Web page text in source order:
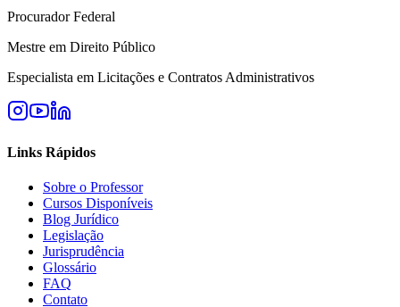
Procurador Federal
Mestre em Direito Público
Especialista em Licitações e Contratos Administrativos
Links Rápidos
Sobre o Professor
Cursos Disponíveis
Blog Jurídico
Legislação
Jurisprudência
Glossário
FAQ
Contato